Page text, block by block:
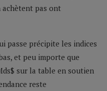
achètent pas ont
passe précipite les indices
et peu importe que
sur la table en soutien
reste